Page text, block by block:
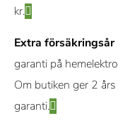
kr.
Extra
garanti på
Om butiken ger 2
garanti.